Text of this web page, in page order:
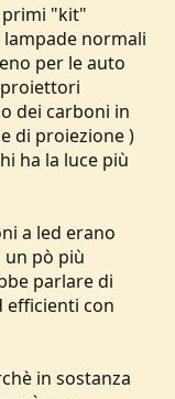
primi "kit"
normali
per le auto
dei carboni in
di proiezione )
ha la luce più
a led erano
un pò più
parlare di
efficienti con
in sostanza